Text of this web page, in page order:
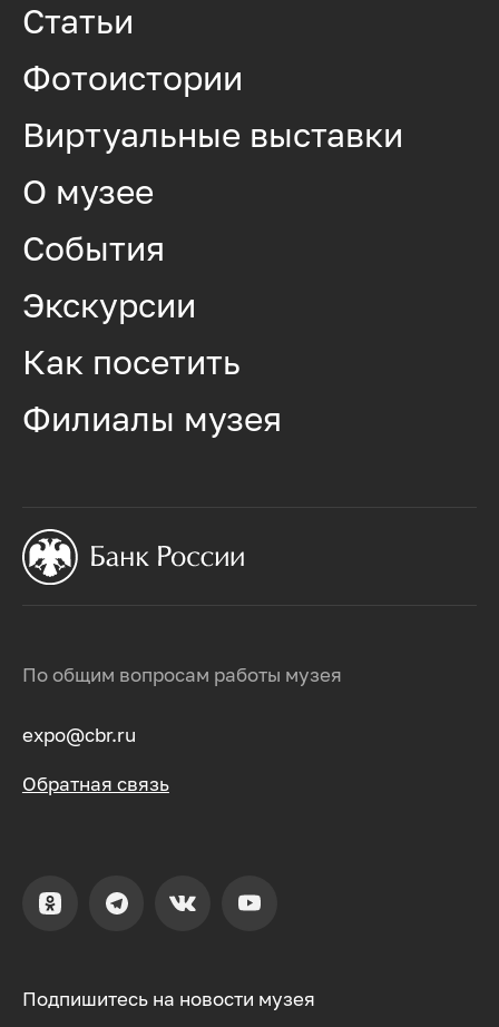
Подпишитесь на новости музея
По общим вопросам работы музея
expo@cbr.ru
Обратная связь
Статьи
Фотоистории
Виртуальные выставки
О музее
События
Экскурсии
Как посетить
Филиалы музея